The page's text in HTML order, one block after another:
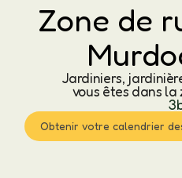
Zone de
Jardiniers,
vous êtes dans
Obtenir votre calendrier